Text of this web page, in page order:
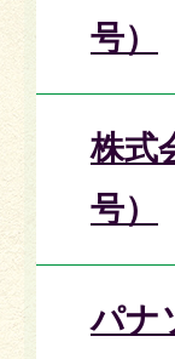
号）
株式
号）
パナ